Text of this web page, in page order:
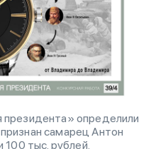
определили
самарец Антон
100 тыс. рублей.